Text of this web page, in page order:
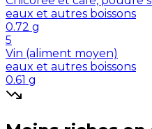
eaux et autres boissons
0.72 g
5
Vin (aliment moyen)
eaux et autres boissons
0.61 g